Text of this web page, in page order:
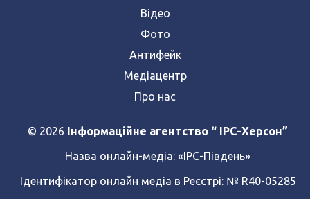
Відео
Фото
Антифейк
Медіацентр
Про нас
© 2026 Інформаційне агентство “ IPC-Херсон”
Назва онлайн-медіа: «ІРС-Південь»
Ідентифікатор онлайн медіа в Реєстрі: № R40-05285